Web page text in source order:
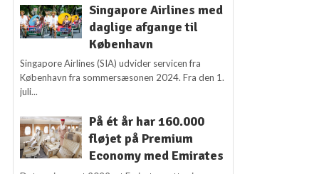
Singapore Airlines med
daglige afgange til
København
Singapore Airlines (SIA) udvider servicen fra
København fra sommersæsonen 2024. Fra den 1.
juli...
På ét år har 160.000
fløjet på Premium
Economy med Emirates